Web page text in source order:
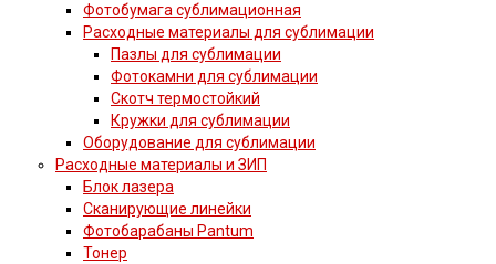
Фотобумага сублимационная
Расходные материалы для сублимации
Пазлы для сублимации
Фотокамни для сублимации
Скотч термостойкий
Кружки для сублимации
Оборудование для сублимации
Расходные материалы и ЗИП
Блок лазера
Сканирующие линейки
Фотобарабаны Pantum
Тонер